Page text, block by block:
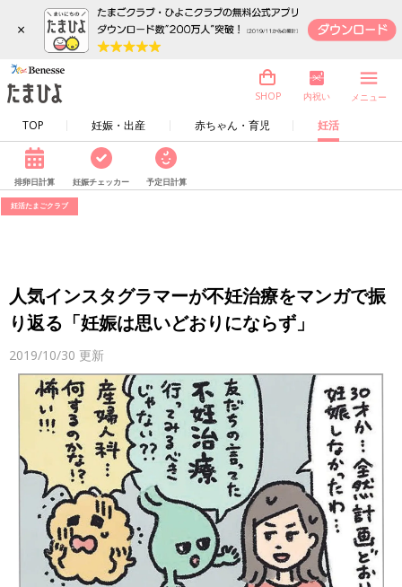
×
TOP 妊娠・出産 赤ちゃん・育児 妊活
SHOP 内祝い メニュー
排卵日計算 妊娠チェッカー 予定日計算
妊活たまごクラブ
人気インスタグラマーが不妊治療をマンガで振
り返る「妊娠は思いどおりにならず」
2019/10/30 更新